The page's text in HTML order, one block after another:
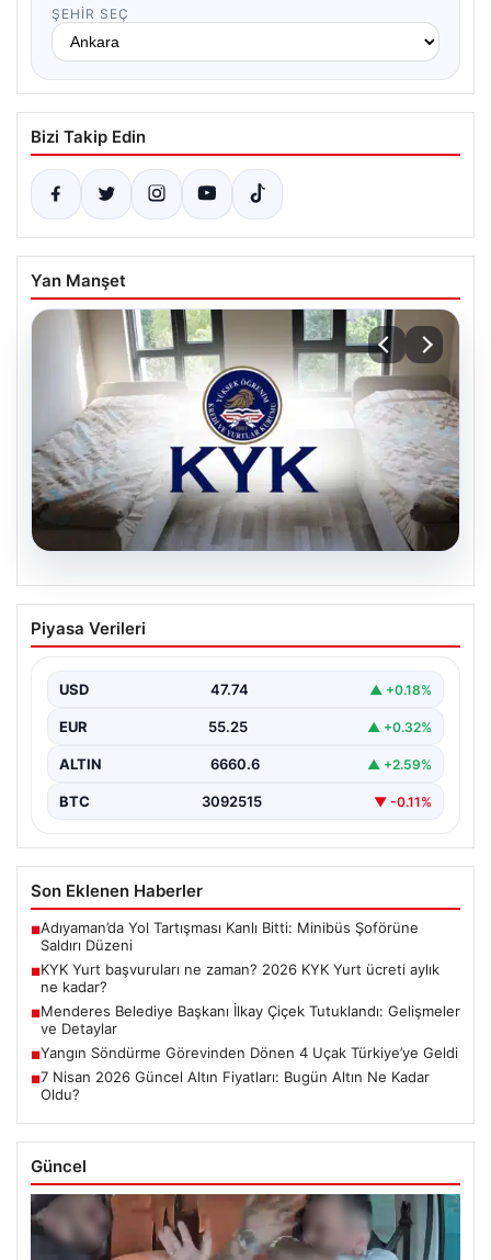
ŞEHIR SEÇ
Bizi Takip Edin
Yan Manşet
08.08.2026
KYK Yurt başvuruları ne zaman? 2026
KYK Yurt ücreti aylık ne kadar?
Piyasa Verileri
USD 47.74 ▲ +0.18%
EUR 55.25 ▲ +0.32%
ALTIN 6660.6 ▲ +2.59%
BTC 3092515 ▼ -0.11%
Son Eklenen Haberler
■Adıyaman’da Yol Tartışması Kanlı Bitti: Minibüs Şoförüne
Saldırı Düzeni
■KYK Yurt başvuruları ne zaman? 2026 KYK Yurt ücreti aylık
ne kadar?
■Menderes Belediye Başkanı İlkay Çiçek Tutuklandı: Gelişmeler
ve Detaylar
■Yangın Söndürme Görevinden Dönen 4 Uçak Türkiye’ye Geldi
■7 Nisan 2026 Güncel Altın Fiyatları: Bugün Altın Ne Kadar
Oldu?
Güncel